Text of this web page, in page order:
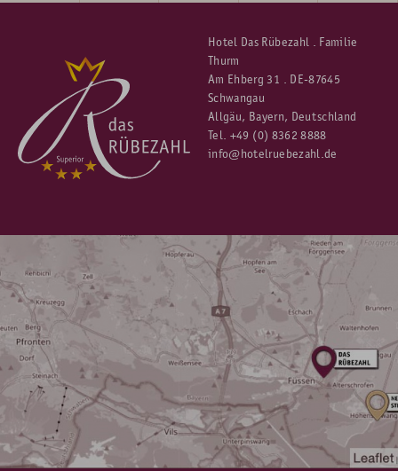
Hotel Das Rübezahl . Familie
Thurm
Am Ehberg 31 . DE-87645
Schwangau
Allgäu, Bayern, Deutschland
Tel. +49 (0) 8362 8888
info@hotelruebezahl.de